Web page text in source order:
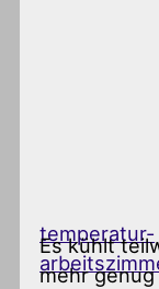
temperatur-
Es kühlt
mehr genug